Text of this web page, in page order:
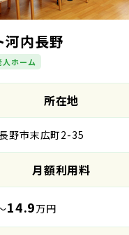
河内長野
ホーム
所在地
野市末広町2-35
月額利用料
14.9万円